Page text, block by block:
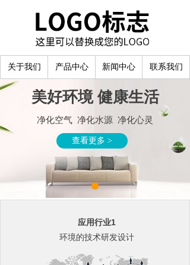
关于我们 产品中心 新闻中心 联系我们
美好环境 健康生活
净化空气 净化水源 净化心灵
查看更多 >
应用行业1
环境的技术研发设计